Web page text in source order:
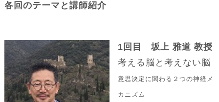
各回のテーマと講師紹介
1回目 坂上 雅道 教授
考える脳と考えない脳
意思決定に関わる２つの神経メ
カニズム